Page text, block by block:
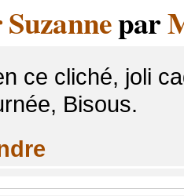
par
ce cliché, joli
Bisous.